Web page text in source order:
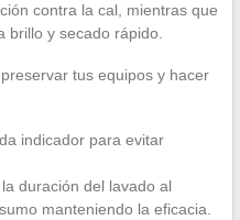
contra la cal, mientras que
brillo y secado rápido.
tus equipos y hacer
indicador para evitar
duración del lavado al
manteniendo la eficacia.